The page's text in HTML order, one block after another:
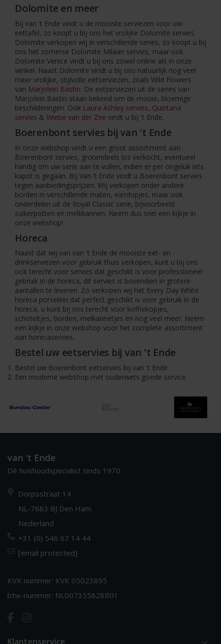
Dolomite en meer
Bij van 't Ende vindt u de mooiste serviezen voor uw
eettafel, zo koopt u bij ons het vrolijke Dolomite servies.
Dolomite verkopen wij in verschillende series, zo koopt u bij
ons het zomerse Dolomite Milaan servies, maar ook
Dolomite Venice vindt u bij ons zowel online als in onze
winkel. Naast Dolomite vindt u bij ons natuurlijk nog veel
meer vrolijke, stijlvolle eetserviezen, zoals Wild Flowers
van Marjolein Bastin. De eetserviezen uit de series van
Marjolein Bastin staan bekend om de mooie, bloemige
beschilderingen. Ook Laura Ashley servies, Quintana
servies & Wiebe van der Zee vindt u bij 't Ende.
Boerenbont servies bij van 't Ende
In onze webshop vindt u een groot assortiment aan
Boerenbont servies, grotendeels los verkocht, eventueel
handig om uw serie aan te vullen, indien er per ongeluk iets
kapot is gegaan. Bij Van ’t Ende vindt u Boerenbont servies
tegen aanbiedingsprijzen. Wij verkopen onder andere
borden in verschillende maten, eierdopjes, maar ook
onderdelen uit de Royal Classic serie, bijvoorbeeld
suikerpotten en melkkannen. Neem dus snel een kijkje in
onze webshop!
Horeca
Naast dat wij van van 't Ende de mooiste eet- en
drinkserviezen voor gebruik thuis verkopen, kunt u bij ons
ook terecht voor servies dat geschikt is voor professioneel
gebruik in de horeca, dit servies is bovendien in grotere
aantallen te leveren. Zo verkopen wij het Every Day White
horeca porselein dat perfect geschikt is voor gebruik in de
horeca, u kunt bij ons terecht voor koffiekopjes,
schoteltjes, borden, melkannetjes en nog veel meer. Neem
een kijkje in onze webshop voor het complete assortiment
aan horecaservies.
Bestel uw eetservies bij van 't Ende
Bestel uw Boerenbont eetservies bij van 't Ende
Een moderne webshop met ouderwets goede service
van 't Ende
Dè huishoudspecialist sinds 1970
Dorpsstraat 14
NL-7683 BJ Den Ham
Nederland
+31 (0) 546 67 14 44
[email protected]
KVK nummer: KVK 05023895
btw-nummer: NL007355828B01
Klantenservice